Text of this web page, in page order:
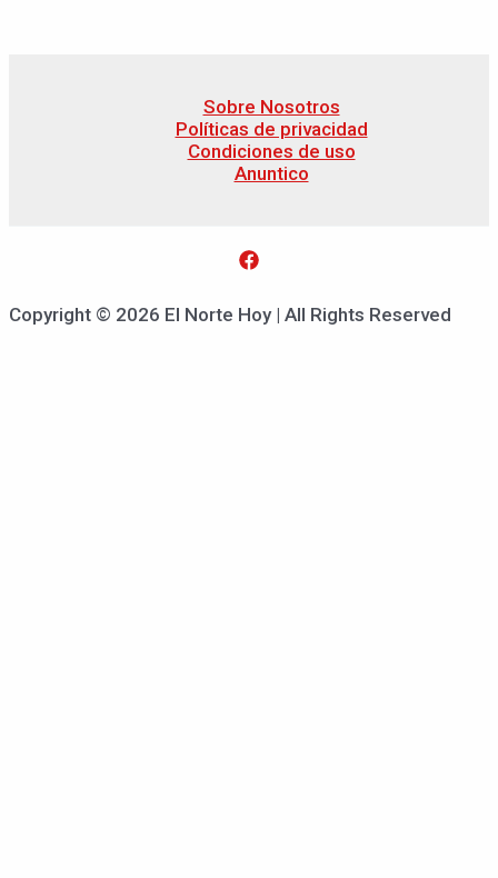
Sobre Nosotros
Políticas de privacidad
Condiciones de uso
Anuntico
Copyright © 2026 El Norte Hoy | All Rights Reserved